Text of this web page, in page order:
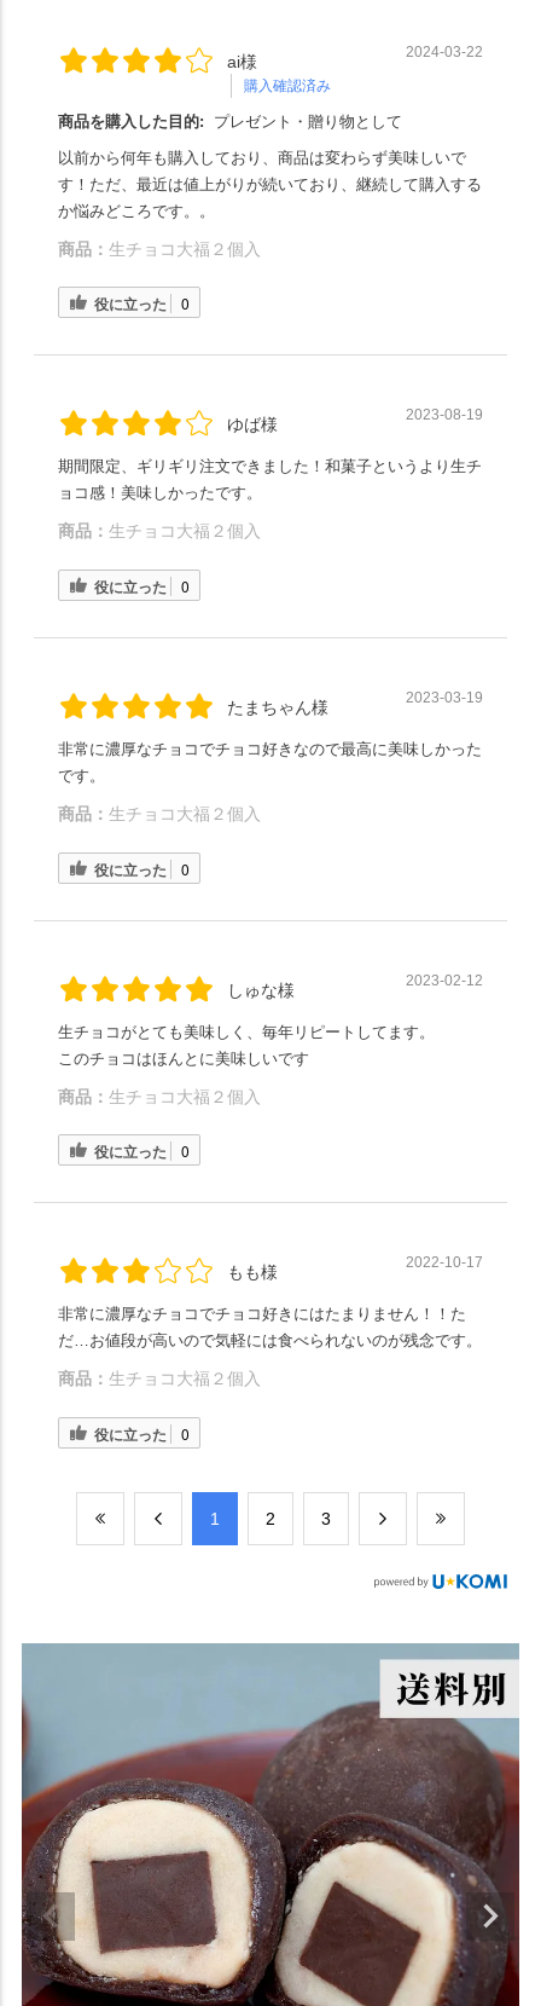
ai様
購入確認済み
2024-03-22
商品を購入した目的:
プレゼント・贈り物として
以前から何年も購入しており、商品は変わらず美味しいで
す！ただ、最近は値上がりが続いており、継続して購入する
か悩みどころです。。
商品： 生チョコ大福２個入
役に立った 0
ゆば様 2023-08-19
期間限定、ギリギリ注文できました！和菓子というより生チ
ョコ感！美味しかったです。
商品： 生チョコ大福２個入
役に立った 0
たまちゃん様 2023-03-19
非常に濃厚なチョコでチョコ好きなので最高に美味しかった
です。
商品： 生チョコ大福２個入
役に立った 0
しゅな様 2023-02-12
生チョコがとても美味しく、毎年リピートしてます。
このチョコはほんとに美味しいです
商品： 生チョコ大福２個入
役に立った 0
もも様 2022-10-17
非常に濃厚なチョコでチョコ好きにはたまりません！！た
だ…お値段が高いので気軽には食べられないのが残念です。
商品： 生チョコ大福２個入
役に立った 0
​1 ​2 ​3